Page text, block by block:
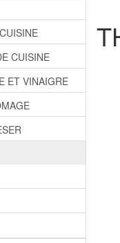
CUISINE
ET VINAIGRE